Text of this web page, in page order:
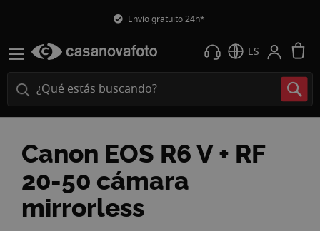
Envío gratuito 24h*
ES
Canon EOS R6 V + RF
20-50 cámara
mirrorless